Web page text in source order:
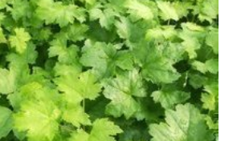
options
may
be
chosen
on
the
product